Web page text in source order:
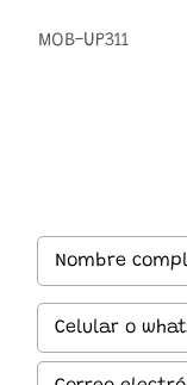
MOB-UP311